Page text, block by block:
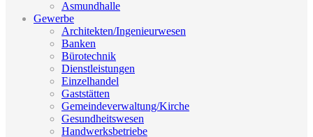
Asmundhalle
Gewerbe
Architekten/Ingenieurwesen
Banken
Bürotechnik
Dienstleistungen
Einzelhandel
Gaststätten
Gemeindeverwaltung/Kirche
Gesundheitswesen
Handwerksbetriebe